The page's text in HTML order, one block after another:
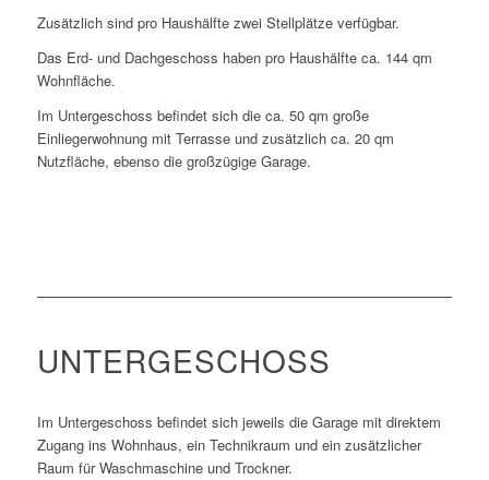
Zusätzlich sind pro Haushälfte zwei Stellplätze verfügbar.
Das Erd- und Dachgeschoss haben pro Haushälfte ca. 144 qm
Wohnfläche.
Im Untergeschoss befindet sich die ca. 50 qm große
Einliegerwohnung mit Terrasse und zusätzlich ca. 20 qm
Nutzfläche, ebenso die großzügige Garage.
UNTERGESCHOSS
Im Untergeschoss befindet sich jeweils die Garage mit direktem
Zugang ins Wohnhaus, ein Technikraum und ein zusätzlicher
Raum für Waschmaschine und Trockner.